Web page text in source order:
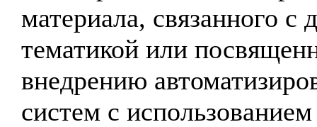
материала, связанного с
тематикой или
внедрению
систем с